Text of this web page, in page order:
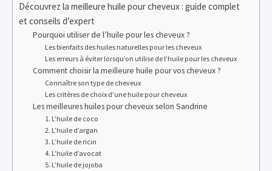
Découvrez la meilleure huile pour cheveux : guide complet
et conseils d’expert
Pourquoi utiliser de l’huile pour les cheveux ?
Les bienfaits des huiles naturelles pour les cheveux
Les erreurs à éviter lorsqu’on utilise de l’huile pour les cheveux
Comment choisir la meilleure huile pour vos cheveux ?
Connaître son type de cheveux
Les critères de choix d’une huile pour cheveux
Les meilleures huiles pour cheveux selon Sandrine
1. L’huile de coco
2. L’huile d’argan
3. L’huile de ricin
4. L’huile d’avocat
5. L’huile de jojoba